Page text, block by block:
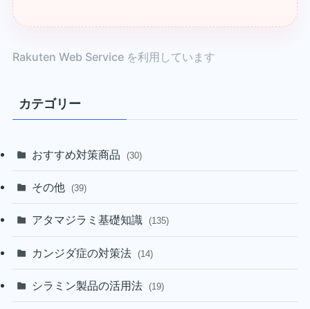
Rakuten Web Service を利用しています
カテゴリー
おすすめ対策商品 (30)
その他 (39)
アタマジラミ基礎知識 (135)
カンジダ症の対策法 (14)
シラミン製品の活用法 (19)